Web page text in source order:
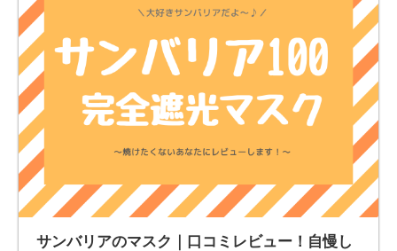
サンバリアのマスク｜口コミレビュー！自慢し